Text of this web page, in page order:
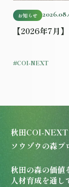
お知らせ
【2026年7月
#COI-NEXT
秋田COI-NEXT
ソ ウ ゾウ の森プ
秋田の森の価値
人材育成を通し